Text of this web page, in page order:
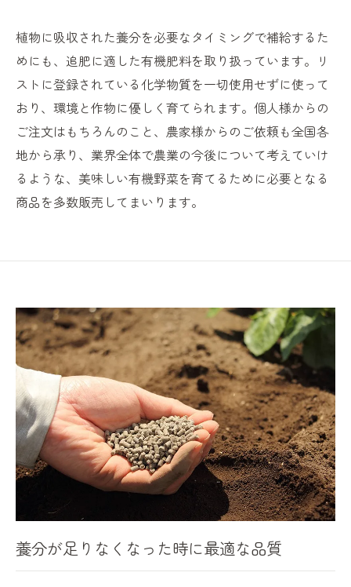
植物に吸収された養分を必要なタイミングで補給するた
めにも、追肥に適した有機肥料を取り扱っています。リ
ストに登録されている化学物質を一切使用せずに使って
おり、環境と作物に優しく育てられます。個人様からの
ご注文はもちろんのこと、農家様からのご依頼も全国各
地から承り、業界全体で農業の今後について考えていけ
るような、美味しい有機野菜を育てるために必要となる
商品を多数販売してまいります。
養分が足りなくなった時に最適な品質